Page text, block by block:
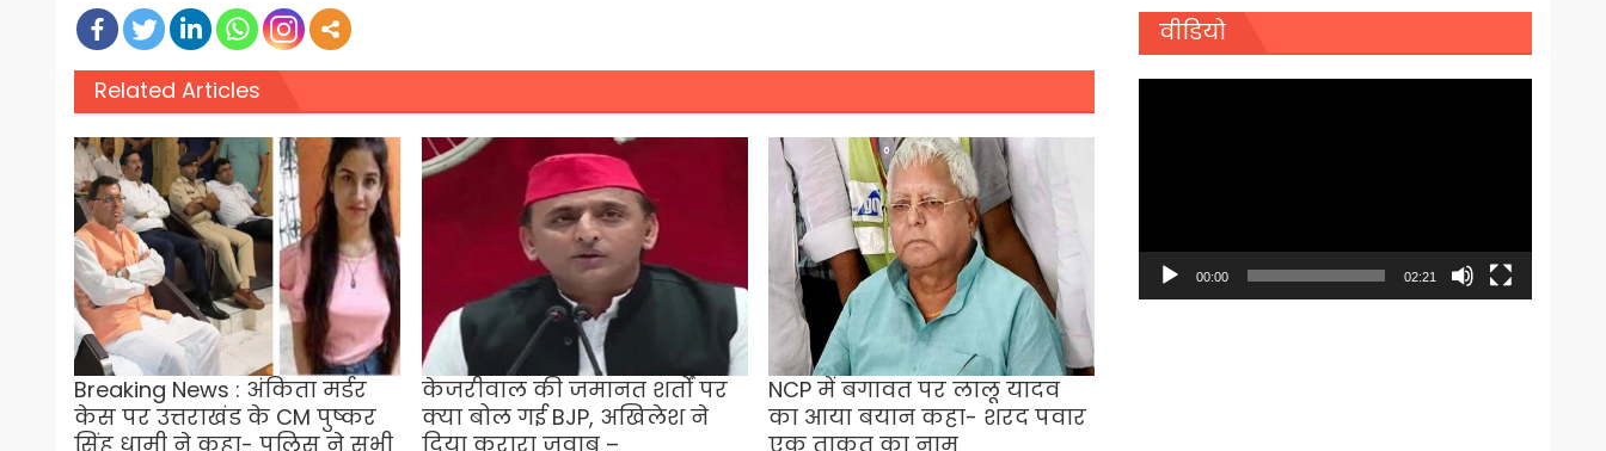
Related Articles
Breaking News : अंकिता मर्डर
केस पर उत्तराखंड के CM पुष्कर
सिंह धामी ने कहा- पुलिस ने सभी
केजरीवाल की जमानत शर्तों पर
क्या बोल गई BJP, अखिलेश ने
दिया करारा जवाब –
NCP में बगावत पर लालू यादव
का आया बयान कहा- शरद पवार
एक ताकत का नाम
वीडियो
00:00 02:21